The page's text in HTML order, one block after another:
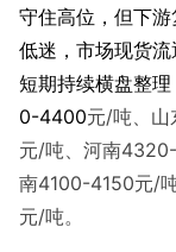
守住高位，但下
低迷，市场现货流
短期持续横盘整理
0-4400元/吨、
元/吨、河南
南4100-4150元/
元/吨。